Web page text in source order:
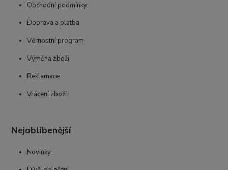
Obchodní podmínky
Doprava a platba
Věrnostní program
Výměna zboží
Reklamace
Vrácení zboží
Nejoblíbenější
Novinky